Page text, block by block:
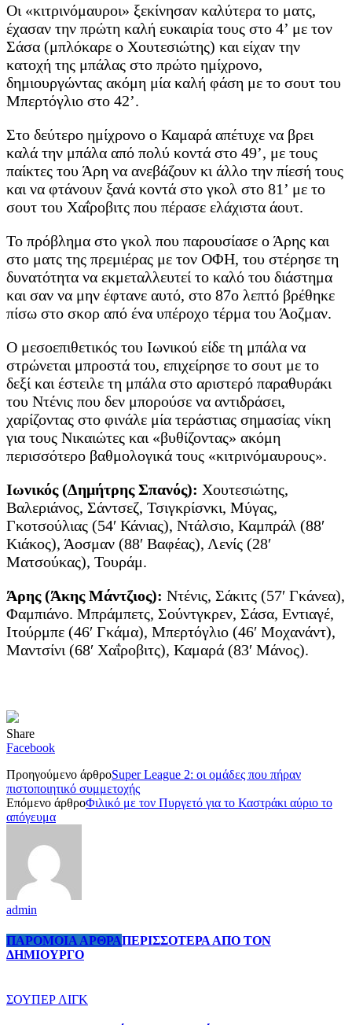
Οι «κιτρινόμαυροι» ξεκίνησαν καλύτερα το ματς,
έχασαν την πρώτη καλή ευκαιρία τους στο 4’ με τον
Σάσα (μπλόκαρε ο Χουτεσιώτης) και είχαν την
κατοχή της μπάλας στο πρώτο ημίχρονο,
δημιουργώντας ακόμη μία καλή φάση με το σουτ του
Μπερτόγλιο στο 42’.
Στο δεύτερο ημίχρονο ο Καμαρά απέτυχε να βρει
καλά την μπάλα από πολύ κοντά στο 49’, με τους
παίκτες του Άρη να ανεβάζουν κι άλλο την πίεσή τους
και να φτάνουν ξανά κοντά στο γκολ στο 81’ με το
σουτ του Χαΐροβιτς που πέρασε ελάχιστα άουτ.
Το πρόβλημα στο γκολ που παρουσίασε ο Άρης και
στο ματς της πρεμιέρας με τον ΟΦΗ, του στέρησε τη
δυνατότητα να εκμεταλλευτεί το καλό του διάστημα
και σαν να μην έφτανε αυτό, στο 87ο λεπτό βρέθηκε
πίσω στο σκορ από ένα υπέροχο τέρμα του Άοζμαν.
Ο μεσοεπιθετικός του Ιωνικού είδε τη μπάλα να
στρώνεται μπροστά του, επιχείρησε το σουτ με το
δεξί και έστειλε τη μπάλα στο αριστερό παραθυράκι
του Ντένις που δεν μπορούσε να αντιδράσει,
χαρίζοντας στο φινάλε μία τεράστιας σημασίας νίκη
για τους Νικαιώτες και «βυθίζοντας» ακόμη
περισσότερο βαθμολογικά τους «κιτρινόμαυρους».
Ιωνικός (Δημήτρης Σπανός): Χουτεσιώτης,
Βαλεριάνος, Σάντσεζ, Τσιγκρίσνκι, Μύγας,
Γκοτσούλιας (54′ Κάνιας), Ντάλσιο, Καμπράλ (88′
Κιάκος), Άοσμαν (88′ Βαφέας), Λενίς (28′
Ματσούκας), Τουράμ.
Άρης (Άκης Μάντζιος): Ντένις, Σάκιτς (57′ Γκάνεα),
Φαμπιάνο. Μπράμπετς, Σούντγκρεν, Σάσα, Εντιαγέ,
Ιτούρμπε (46′ Γκάμα), Μπερτόγλιο (46′ Μοχανάντ),
Μαντσίνι (68′ Χαΐροβιτς), Καμαρά (83′ Μάνος).
Share
Facebook
Προηγούμενο άρθροSuper League 2: οι ομάδες που πήραν
πιστοποιητικό συμμετοχής
Επόμενο άρθροΦιλικό με τον Πυργετό για το Καστράκι αύριο το
απόγευμα
admin
ΠΑΡΟΜΟΙΑ ΑΡΘΡΑΠΕΡΙΣΣΟΤΕΡΑ ΑΠΟ ΤΟΝ
ΔΗΜΙΟΥΡΓΟ
ΣΟΥΠΕΡ ΛΙΓΚ